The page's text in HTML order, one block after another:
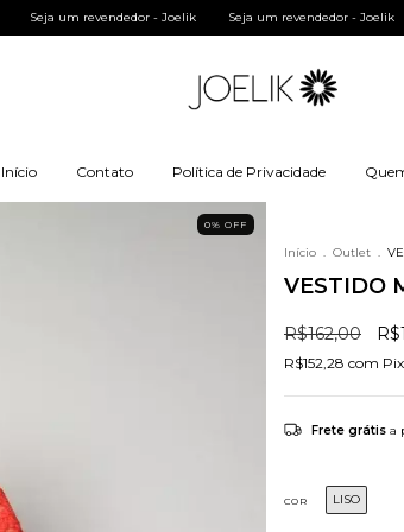
Seja um revendedor - Joelik Seja um revendedor - Joelik
Início Contato Política de Privacidade
0% OFF
Início . Outlet .
VESTIDO
R$162,00
R$152,28 com Pix
Frete grátis a
COR LISO